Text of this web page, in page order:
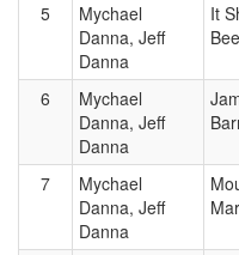
5
Mychael
Danna, Jeff
Danna
It
6
Mychael
Danna, Jeff
Danna
7
Mychael
Danna, Jeff
Danna